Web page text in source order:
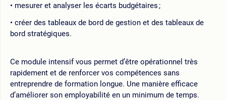
mesurer et analyser les écarts budgétaires ;
créer des tableaux de bord de gestion et des tableaux de
bord stratégiques.
Ce module intensif vous permet d’être opérationnel très
rapidement et de renforcer vos compétences sans
entreprendre de formation longue. Une manière efficace
d’améliorer son employabilité en un minimum de temps.